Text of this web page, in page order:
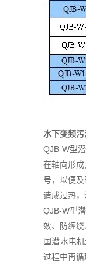
水下变频
QJB-W型
在轴向形
号，以便
造成过热
QJB-W型
效、防缠
国潜水电
过程中再